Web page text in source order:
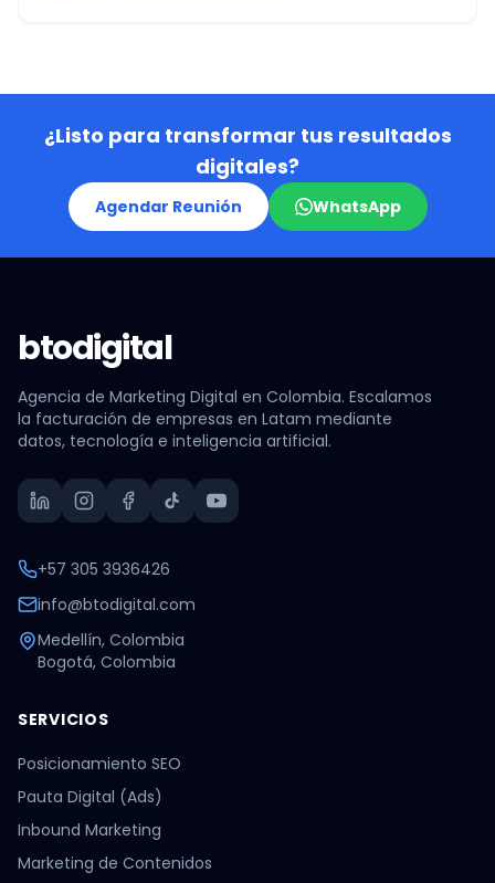
¿Listo para transformar tus resultados
digitales?
Agendar Reunión WhatsApp
btodigital
Agencia de Marketing Digital en Colombia. Escalamos
la facturación de empresas en Latam mediante
datos, tecnología e inteligencia artificial.
+57 305 3936426
info@btodigital.com
Medellín, Colombia
Bogotá, Colombia
SERVICIOS
Posicionamiento SEO
Pauta Digital (Ads)
Inbound Marketing
Marketing de Contenidos